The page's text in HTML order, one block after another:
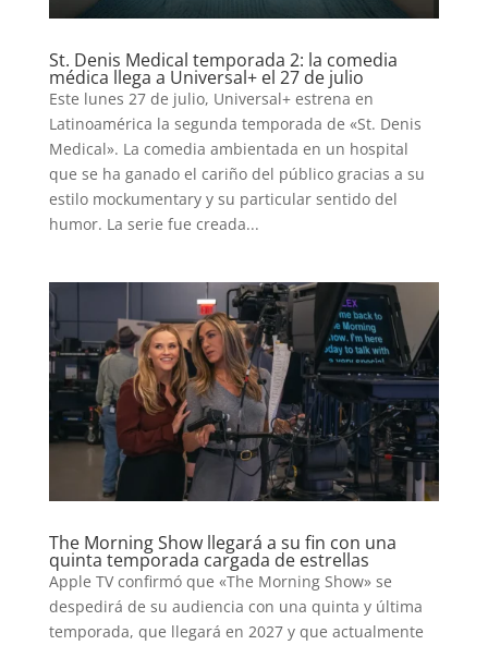
St. Denis Medical temporada 2: la comedia
médica llega a Universal+ el 27 de julio
Este lunes 27 de julio, Universal+ estrena en
Latinoamérica la segunda temporada de «St. Denis
Medical». La comedia ambientada en un hospital
que se ha ganado el cariño del público gracias a su
estilo mockumentary y su particular sentido del
humor. La serie fue creada...
The Morning Show llegará a su fin con una
quinta temporada cargada de estrellas
Apple TV confirmó que «The Morning Show» se
despedirá de su audiencia con una quinta y última
temporada, que llegará en 2027 y que actualmente